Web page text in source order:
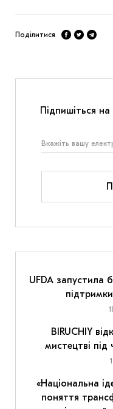
Поділитися
Підпишіться
UFDA запустила
BIRUCHIY
мистецтві
«Національна
поняття